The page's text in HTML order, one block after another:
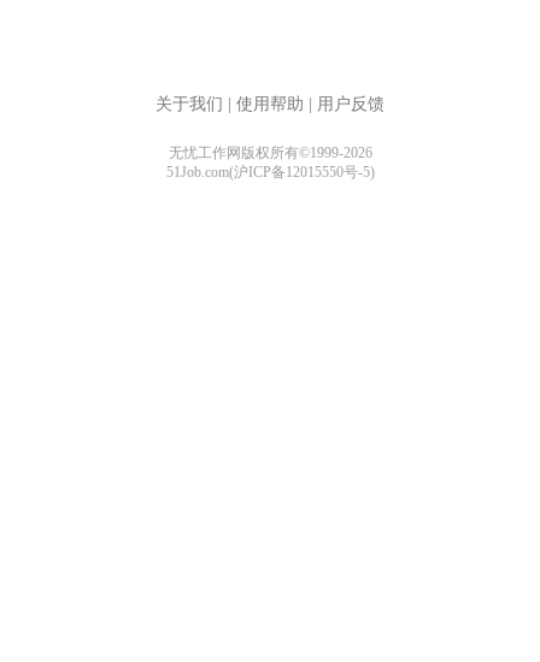
关于我们 使用帮助 用户反馈
无忧工作网版权所有©1999-2026
51Job.com(沪ICP备12015550号-5)